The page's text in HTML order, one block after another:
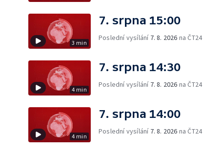
3 min
7. srpna 15:00
Poslední vysílání 7. 8. 2026 na ČT24
4 min
7. srpna 14:30
Poslední vysílání 7. 8. 2026 na ČT24
4 min
7. srpna 14:00
Poslední vysílání 7. 8. 2026 na ČT24